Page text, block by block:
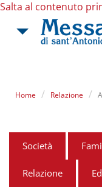
Salta al contenuto
Home Relazione
Società
Relazione